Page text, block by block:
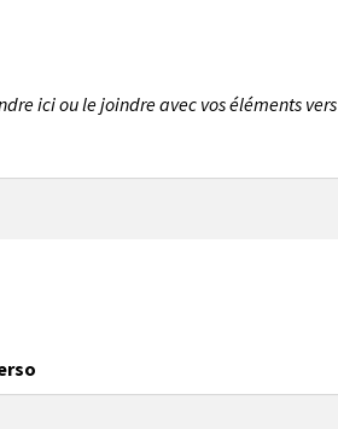
ici ou le joindre avec vos éléments vers